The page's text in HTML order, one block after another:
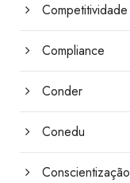
Competitividade
Compliance
Conder
Conedu
Conscientização